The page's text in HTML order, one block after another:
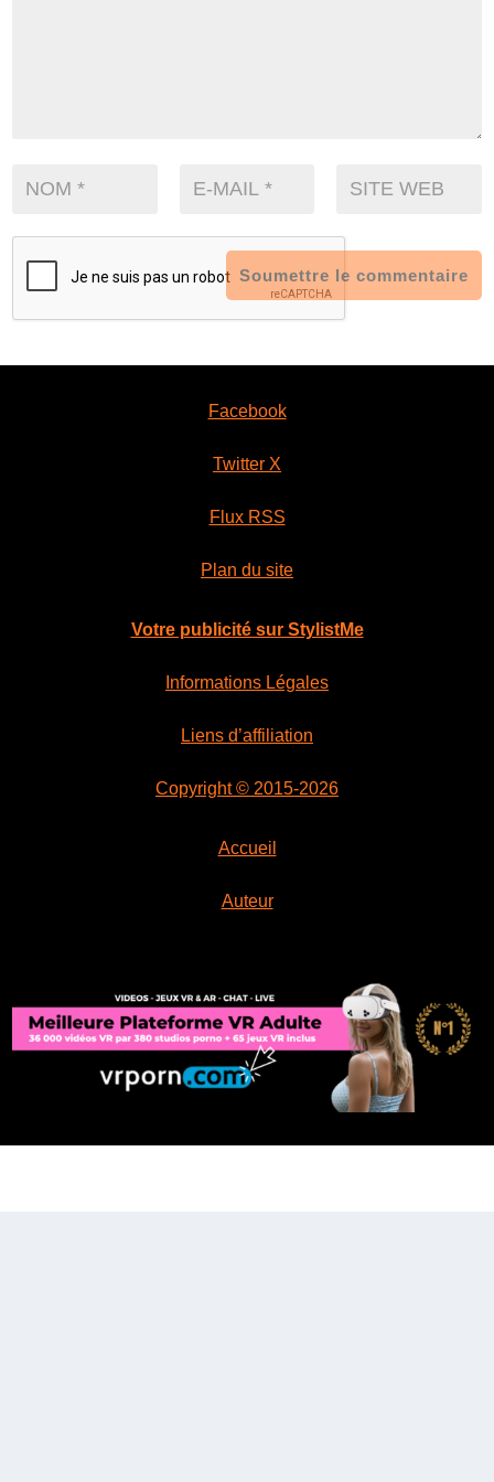
Soumettre le commentaire
Facebook
Twitter X
Flux RSS
Plan du site
Votre publicité sur StylistMe
Informations Légales
Liens d’affiliation
Copyright © 2015-2026
Accueil
Auteur